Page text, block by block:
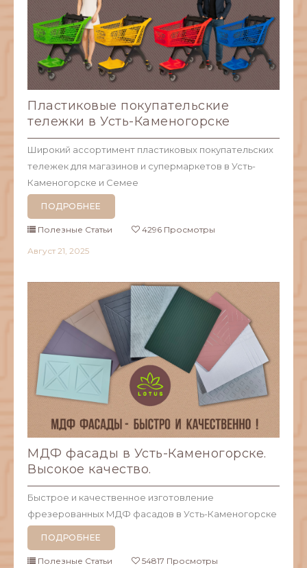
Пластиковые покупательские
тележки в Усть-Каменогорске
Широкий ассортимент пластиковых покупательских
тележек для магазинов и супермаркетов в Усть-
Каменогорске и Семее
ПОДРОБНЕЕ
Полезные Статьи 4296 Просмотры
Август21, 2025
МДФ фасады в Усть-Каменогорске.
Высокое качество.
Быстрое и качественное изготовление
фрезерованных МДФ фасадов в Усть-Каменогорске
ПОДРОБНЕЕ
Полезные Статьи 54817 Просмотры